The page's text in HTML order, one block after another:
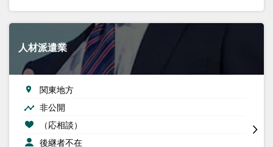
人材派遣業
関東地方
非公開
（応相談）
後継者不在